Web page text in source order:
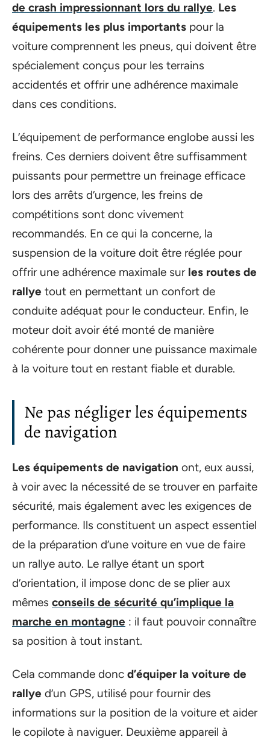
de crash impressionnant lors du rallye. Les
équipements les plus importants pour la
voiture comprennent les pneus, qui doivent être
spécialement conçus pour les terrains
accidentés et offrir une adhérence maximale
dans ces conditions.
L’équipement de performance englobe aussi les
freins. Ces derniers doivent être suffisamment
puissants pour permettre un freinage efficace
lors des arrêts d’urgence, les freins de
compétitions sont donc vivement
recommandés. En ce qui la concerne, la
suspension de la voiture doit être réglée pour
offrir une adhérence maximale sur les routes de
rallye tout en permettant un confort de
conduite adéquat pour le conducteur. Enfin, le
moteur doit avoir été monté de manière
cohérente pour donner une puissance maximale
à la voiture tout en restant fiable et durable.
Ne pas négliger les équipements
de navigation
Les équipements de navigation ont, eux aussi,
à voir avec la nécessité de se trouver en parfaite
sécurité, mais également avec les exigences de
performance. Ils constituent un aspect essentiel
de la préparation d’une voiture en vue de faire
un rallye auto. Le rallye étant un sport
d’orientation, il impose donc de se plier aux
mêmes conseils de sécurité qu’implique la
marche en montagne : il faut pouvoir connaître
sa position à tout instant.
Cela commande donc d’équiper la voiture de
rallye d’un GPS, utilisé pour fournir des
informations sur la position de la voiture et aider
le copilote à naviguer. Deuxième appareil à